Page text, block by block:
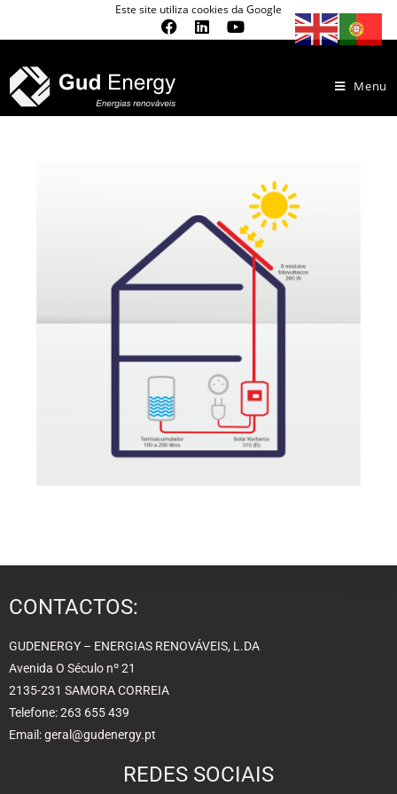
Este site utiliza cookies da Google
Menu
CONTACTOS:
GUDENERGY – ENERGIAS RENOVÁVEIS, L.DA
Avenida O Século nº 21
2135-231 SAMORA CORREIA
Telefone: 263 655 439
Email: geral@gudenergy.pt
REDES SOCIAIS